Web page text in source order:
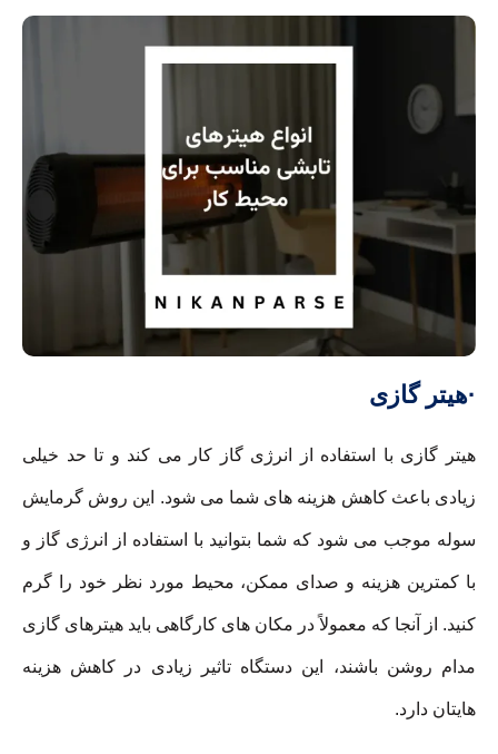
·هیتر گازی
هیتر گازی با استفاده از انرژی گاز کار می کند و تا حد خیلی
زیادی باعث کاهش هزینه های شما می شود. این روش گرمایش
سوله موجب می شود که شما بتوانید با استفاده از انرژی گاز و
با کمترین هزینه و صدای ممکن، محیط مورد نظر خود را گرم
کنید. از آنجا که معمولاً در مکان های کارگاهی باید هیترهای گازی
مدام روشن باشند، این دستگاه تاثیر زیادی در کاهش هزینه
هایتان دارد.